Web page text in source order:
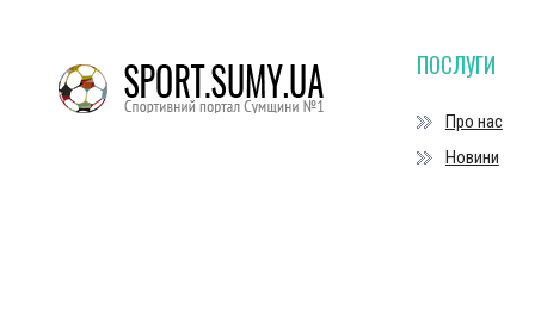
ПОСЛУГИ
Про нас
Новини